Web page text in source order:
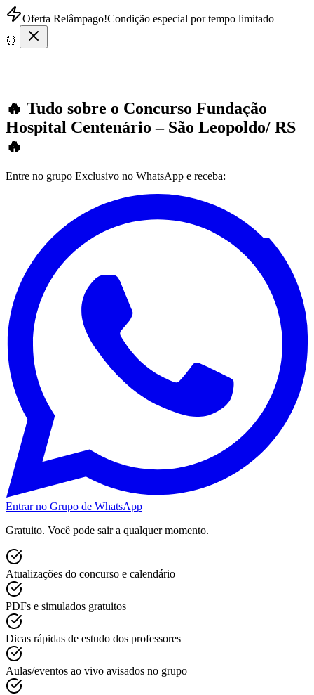
Oferta Relâmpago!Condição especial por tempo limitado
⏰
🔥 Tudo sobre o Concurso Fundação
Hospital Centenário – São Leopoldo/ RS
🔥
Entre no grupo Exclusivo no WhatsApp e receba:
Entrar no Grupo de WhatsApp
Gratuito. Você pode sair a qualquer momento.
Atualizações do concurso e calendário
PDFs e simulados gratuitos
Dicas rápidas de estudo dos professores
Aulas/eventos ao vivo avisados no grupo